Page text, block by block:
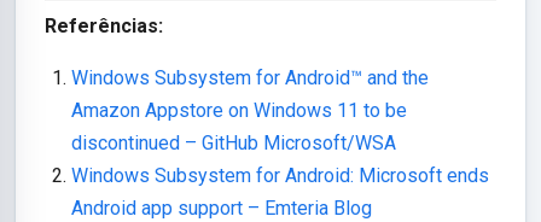
Referências:
Windows Subsystem for Android™ and the
Amazon Appstore on Windows 11 to be
discontinued – GitHub Microsoft/WSA
Windows Subsystem for Android: Microsoft ends
Android app support – Emteria Blog